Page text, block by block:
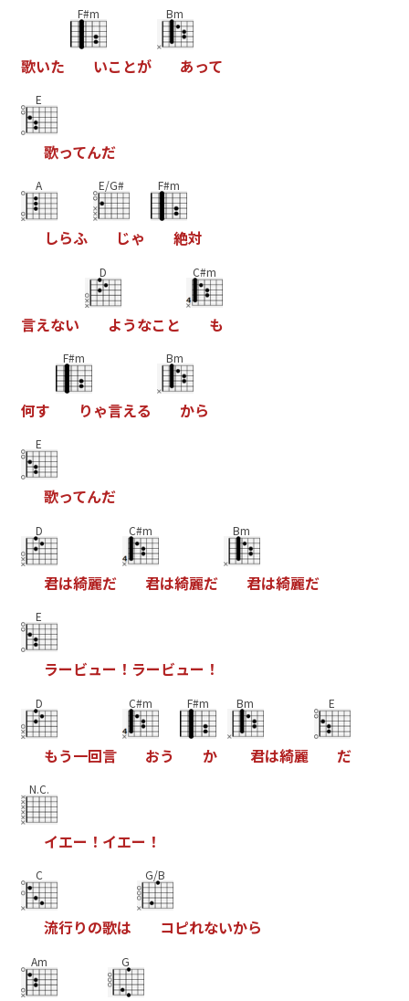
歌いた
F#m
いこ とが
Bm
あって
E
歌ってんだ
A
しらふ
E/G#
じゃ
F#m
絶対
言えない
D
ようなこ と
C#m
も
何す
F#m
り ゃ言える
Bm
から
E
歌ってんだ
D
君は綺麗だ
C#m
君は綺麗だ
Bm
君は綺麗だ
E
ラービュー ！ ラービュー ！
D
もう一回言
C#m
おう
F#m
か
Bm
君は綺麗
E
だ
N.C.
イエー ！ イエー ！
C
流行りの歌は
G/B
コピれないから
Am G